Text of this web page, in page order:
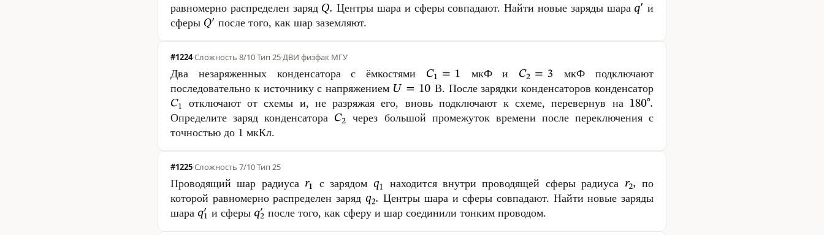
равномерно распределен заряд
Центры шара и сферы совпадают. Найти новые заряды шара
и
сферы
после того, как шар заземляют.
#1224·Сложность 8/10·Тип 25·ДВИ физфак МГУ
Два незаряженных конденсатора с ёмкостями мкФ и
мкФ подключают
последовательно к источнику с напряжением
В. После зарядки конденсаторов конденсатор
отключают от схемы и, не разряжая его, вновь подключают к схеме, перевернув на
Определите заряд конденсатора
через большой промежуток времени после переключения с
точностью до 1 мкКл.
#1225·Сложность 7/10·Тип 25
Проводящий шар радиуса с зарядом находится внутри проводящей сферы радиуса
по
которой равномерно распределен заряд
Центры шара и сферы совпадают. Найти новые заряды
шара
и сферы после того, как сферу и шар соединили тонким проводом.